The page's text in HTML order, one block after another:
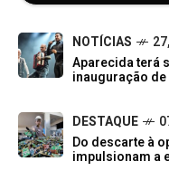
NOTÍCIAS
Aparecida terá
inauguração
DESTAQUE
Do descarte à
impulsionam a